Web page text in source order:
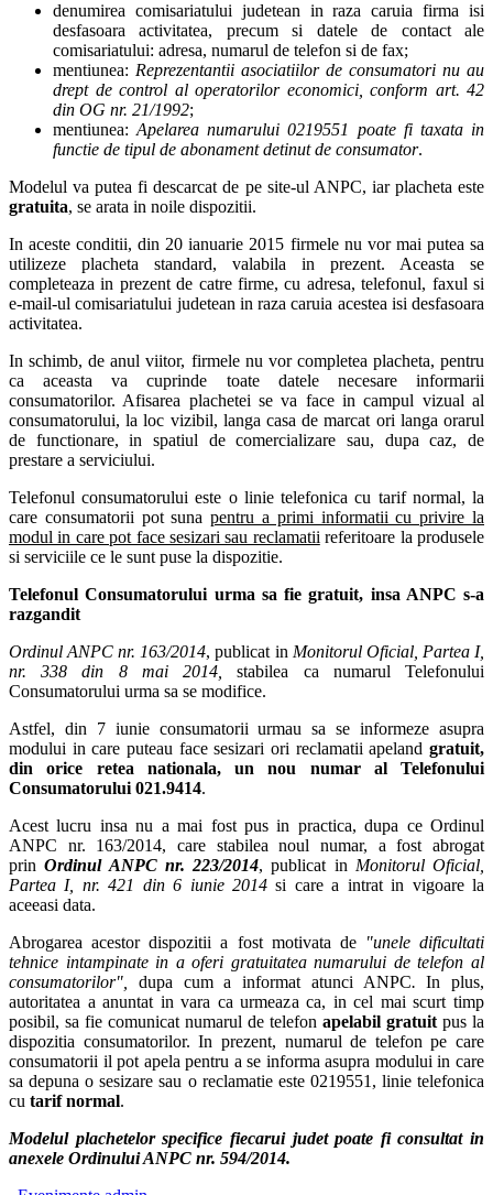
denumirea comisariatului judetean in raza caruia firma isi
desfasoara activitatea, precum si datele de contact ale
comisariatului: adresa, numarul de telefon si de fax;
mentiunea: Reprezentantii asociatiilor de consumatori nu au
drept de control al operatorilor economici, conform art. 42
din OG nr. 21/1992;
mentiunea:Apelarea numarului 0219551 poate fi taxata in
functie de tipul de abonament detinut de consumator.
Modelul va putea fi descarcat de pe site-ul ANPC, iar placheta este
gratuita, se arata in noile dispozitii.
In aceste conditii, din 20 ianuarie 2015 firmele nu vor mai putea sa
utilizeze placheta standard, valabila in prezent. Aceasta se
completeaza in prezent de catre firme, cu adresa, telefonul, faxul si
e-mail-ul comisariatului judetean in raza caruia acestea isi desfasoara
activitatea.
In schimb, de anul viitor, firmele nu vor completea placheta, pentru
ca aceasta va cuprinde toate datele necesare informarii
consumatorilor. Afisarea plachetei se va face in campul vizual al
consumatorului, la loc vizibil, langa casa de marcat ori langa orarul
de functionare, in spatiul de comercializare sau, dupa caz, de
prestare a serviciului.
Telefonul consumatorului este o linie telefonica cu tarif normal, la
care consumatorii pot sunapentru a primi informatii cu privire la
modul in care pot face sesizari sau reclamatii referitoare la produsele
si serviciile ce le sunt puse la dispozitie.
Telefonul Consumatorului urma sa fie gratuit, insa ANPC s-a
razgandit
Ordinul ANPC nr. 163/2014, publicat in Monitorul Oficial, Partea I,
nr. 338 din 8 mai 2014,stabilea ca numarul Telefonului
Consumatorului urma sa se modifice.
Astfel, din 7 iunie consumatorii urmau sa se informeze asupra
modului in care puteau face sesizari ori reclamatii apeland gratuit,
din orice retea nationala, un
nou numar al Telefonului
Consumatorului 021.9414.
Acest lucru insa nu a mai fost pus in practica, dupa ce Ordinul
ANPC nr. 163/2014, care stabilea noul numar, a fost abrogat
prinOrdinul ANPC nr. 223/2014, publicat in Monitorul Oficial,
Partea I, nr. 421 din 6 iunie 2014si care a intrat in vigoare la
aceeasi data.
Abrogarea acestor dispozitii a fost motivata de "unele dificultati
tehnice intampinate in a oferi gratuitatea numarului de telefon al
consumatorilor",
dupa cum a informat atunci ANPC. In plus,
autoritatea a anuntat in vara ca urmeaza ca, in cel mai scurt timp
posibil, sa fie comunicat numarul de telefon apelabil gratuit pus la
dispozitia consumatorilor. In prezent, numarul de telefon pe care
consumatorii il pot apela pentru a se informa asupra modului in care
sa depuna o sesizare sau o reclamatie este 0219551, linie telefonica
cu tarif normal.
Modelul plachetelor specifice fiecarui judet poate fi consultat in
anexele Ordinului ANPC nr. 594/2014.